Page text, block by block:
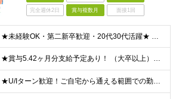
完全週休2日 賞与複数月 面接1回
★未経験OK・第二新卒歓迎・20代30代活躍★ ☆高卒以上 ☆社会人経験（就労経験）がある方 業界・ポジション・年数は不問です！ 「誰もが知る大手企業で働きたい」 「1人より、チームで仕事がした
★賞与5.42ヶ月分支給予定あり！ （大卒以上）月給24万1,692円～39万5,780円＋各種手当＋賞与2回 （高卒以上）月給22万2,662円～39万5,780円＋各種手当＋賞与2回 ※上記は2
★U/Iターン歓迎！ご自宅から通える範囲での勤務となります ★JR西日本本社（大阪市北区）または、当社事業エリア内（北陸から北九州まで）の各支社で勤務 ※関西に本社あり※ 〈近畿エリア〉 三重県（